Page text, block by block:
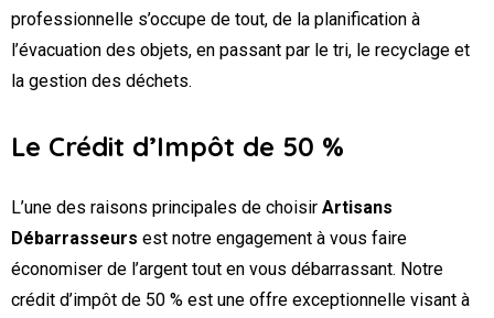
professionnelle s’occupe de tout, de la planification à
l’évacuation des objets, en passant par le tri, le recyclage et
la gestion des déchets.
Le Crédit d’Impôt de 50 %
L’une des raisons principales de choisir Artisans
Débarrasseurs est notre engagement à vous faire
économiser de l’argent tout en vous débarrassant. Notre
crédit d’impôt de 50 % est une offre exceptionnelle visant à